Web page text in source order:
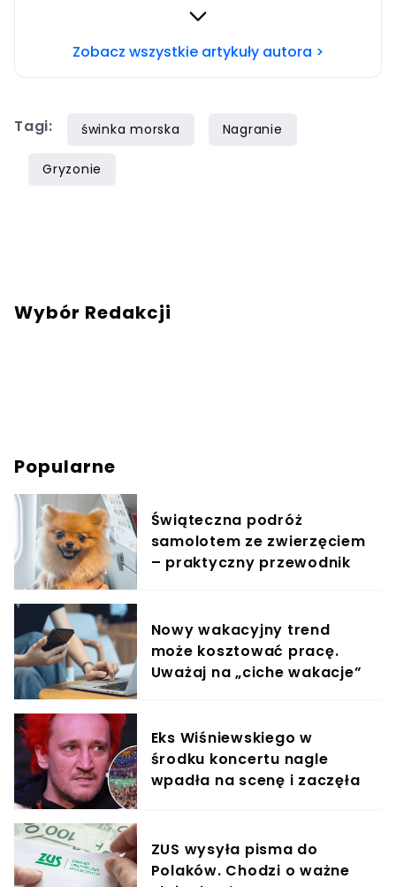
Interesują mnie sprawy społeczne i wydarzenia
stale szkolącą się w tematyce zachowania
Lukier i kota bez ogona zwanego Ryszardem.
Zobacz wszystkie artykuły autora >
Tagi: świnka morska Nagranie
Gryzonie
Wybór Redakcji
Popularne
Świąteczna podróż
samolotem ze zwierzęciem
– praktyczny przewodnik
Nowy wakacyjny trend
może kosztować pracę.
Uważaj na „ciche wakacje”
Eks Wiśniewskiego w
środku koncertu nagle
wpadła na scenę i zaczęła
ZUS wysyła pisma do
Polaków. Chodzi o ważne